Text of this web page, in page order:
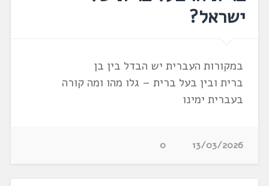
ישראל?
במקורות העברית יש הבדל בין בן
ברית ובין בעל ברית – גלו מהו ומה קורה
בעברית ימינו
13/03/2026
0